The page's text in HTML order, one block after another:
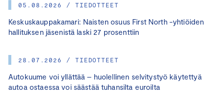
05.08.2026 / TIEDOTTEET
Keskuskauppakamari: Naisten osuus First North -yhtiöiden
hallituksen jäsenistä laski 27 prosenttiin
28.07.2026 / TIEDOTTEET
Autokuume voi yllättää – huolellinen selvitystyö käytettyä
autoa ostaessa voi säästää tuhansilta euroilta